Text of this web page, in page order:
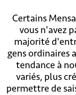
Certains
vous n'avez
majorité
gens ordinaires
tendance à
variés, plus
permettre de